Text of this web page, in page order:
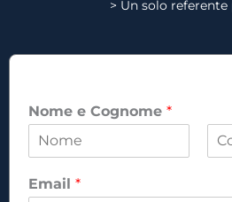
> Un solo
Nome e Cognome *
o
m
t
u
Email *